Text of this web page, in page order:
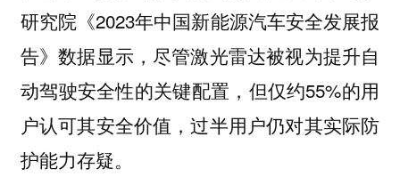
研究院《2023年中国新能源汽车安全发展报
告》数据显示，尽管激光雷达被视为提升自
动驾驶安全性的关键配置，但仅约55%的用
户认可其安全价值，过半用户仍对其实际防
护能力存疑。